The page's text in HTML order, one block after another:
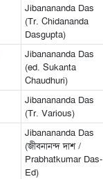
Jibanananda Das
(Tr. Chidananda
Dasgupta)
Jibanananda Das
(ed. Sukanta
Chaudhuri)
Jibanananda Das
(Tr. Various)
Jibanananda Das
(জীবনানন্দ দাশ /
Prabhatkumar Das-
Ed)